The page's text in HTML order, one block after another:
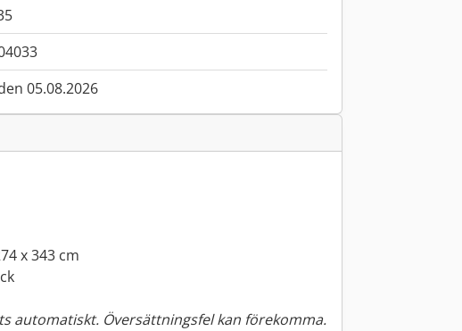
05.08.2026
x 343 cm
automatiskt. Översättningsfel kan förekomma.